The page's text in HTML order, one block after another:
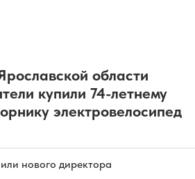
области
купили 74-летнему
электровелосипед
нового директора